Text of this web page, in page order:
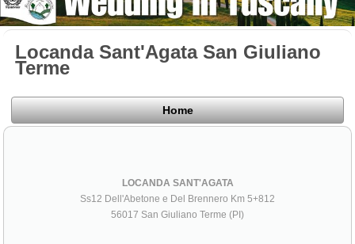
Locanda Sant'Agata San Giuliano
Terme
Home
LOCANDA SANT'AGATA
Ss12 Dell'Abetone e Del Brennero Km 5+812
56017 San Giuliano Terme (PI)